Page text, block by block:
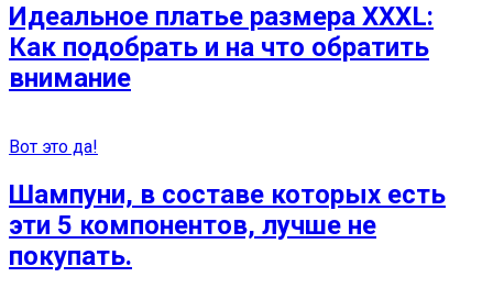
Идеальное платье размера XXXL:
Как подобрать и на что обратить
внимание
Вот это да!
Шампуни, в составе которых есть
эти 5 компонентов, лучше не
покупать.